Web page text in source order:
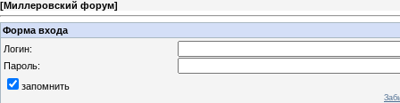
[Миллеровский форум]
Форма входа
Логин:
Пароль:
запомнить